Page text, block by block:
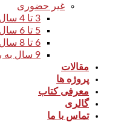
غیر حضوری
3 تا 4 سال
5 تا 6 سال
6 تا 8 سال
9 سال به بالا
مقالات
پروژه ها
معرفی کتاب
گالری
تماس با ما